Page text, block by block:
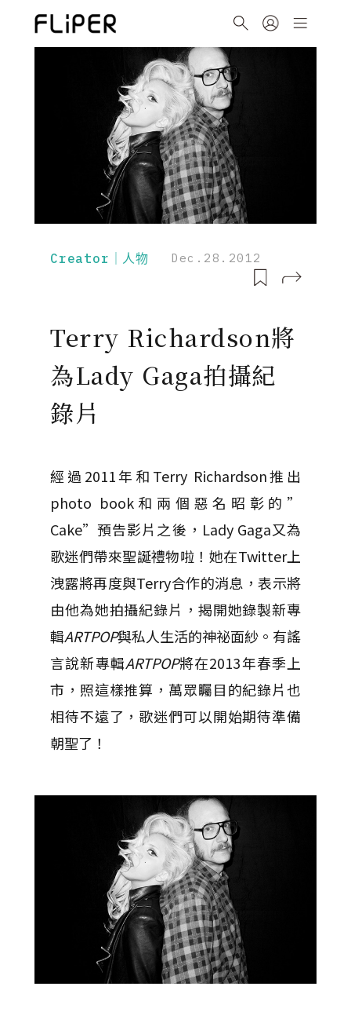
Creator｜人物 Dec.28.2012
Terry Richardson將
為Lady Gaga拍攝紀
錄片
經過2011年和Terry Richardson推出
photo book和兩個惡名昭彰的”
Cake”預告影片之後，Lady Gaga又為
歌迷們帶來聖誕禮物啦！她在Twitter上
洩露將再度與Terry合作的消息，表示將
由他為她拍攝紀錄片，揭開她錄製新專
輯ARTPOP與私人生活的神祕面紗。有謠
言說新專輯ARTPOP將在2013年春季上
市，照這樣推算，萬眾矚目的紀錄片也
相待不遠了，歌迷們可以開始期待準備
朝聖了！